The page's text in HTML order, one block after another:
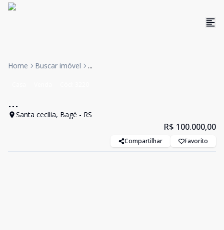
Home Buscar imóvel ...
...
Santa cecília, Bagé - RS
R$ 100.000,00
Compartilhar Favorito